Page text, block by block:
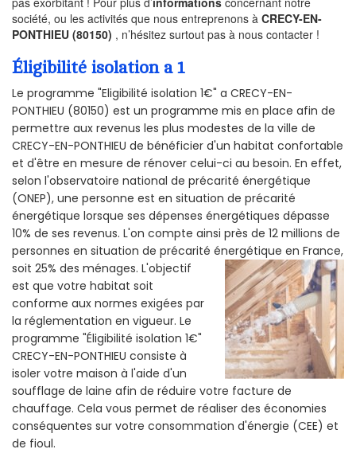
société, ou les activités que nous entreprenons à CRECY-EN-
PONTHIEU (80150) , n’hésitez surtout pas à nous contacter !
Éligibilité isolation a 1
Le programme "Eligibilité isolation 1€" a CRECY-EN-
PONTHIEU (80150) est un programme mis en place afin de
permettre aux revenus les plus modestes de la ville de
CRECY-EN-PONTHIEU de bénéficier d'un habitat confortable
et d'être en mesure de rénover celui-ci au besoin. En effet,
selon l'observatoire national de précarité énergétique
(ONEP), une personne est en situation de précarité
énergétique lorsque ses dépenses énergétiques dépasse
10% de ses revenus. L'on compte ainsi près de 12 millions de
personnes en situation de précarité énergétique en France,
soit 25% des ménages. L'objectif
est que votre habitat soit
conforme aux normes exigées par
la réglementation en vigueur. Le
programme "Éligibilité isolation 1€"
CRECY-EN-PONTHIEU consiste à
isoler votre maison à l'aide d'un
soufflage de laine afin de réduire votre facture de
chauffage. Cela vous permet de réaliser des économies
conséquentes sur votre consommation d'énergie (CEE) et
de fioul.